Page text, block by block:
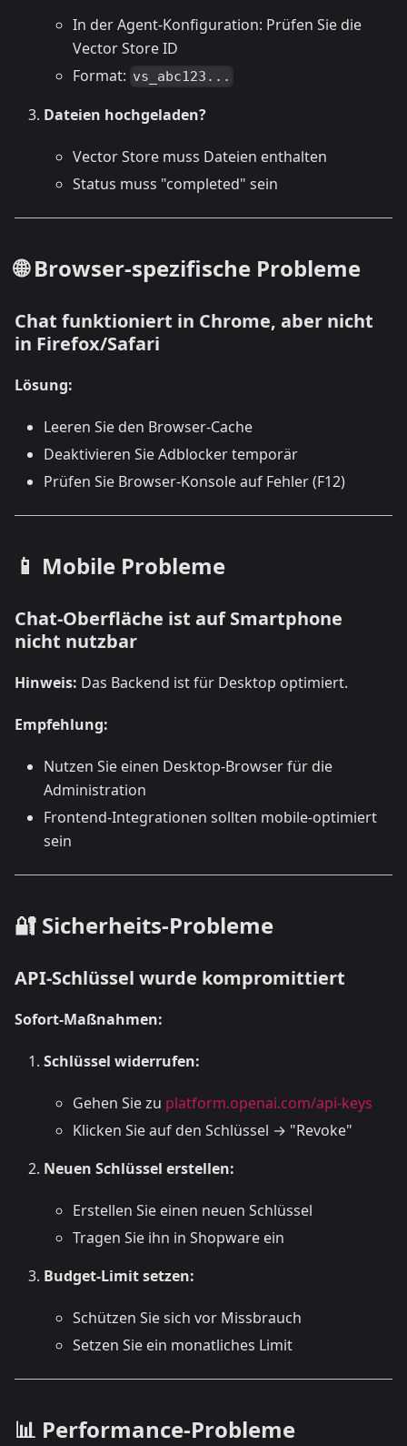
In der Agent-Konfiguration: Prüfen Sie die
Vector Store ID
Format: vs_abc123...
Dateien hochgeladen?
Vector Store muss Dateien enthalten
Status muss "completed" sein
🌐 Browser-spezifische Probleme
Chat funktioniert in Chrome, aber nicht
in Firefox/Safari
Lösung:
Leeren Sie den Browser-Cache
Deaktivieren Sie Adblocker temporär
Prüfen Sie Browser-Konsole auf Fehler (F12)
📱 Mobile Probleme
Chat-Oberfläche ist auf Smartphone
nicht nutzbar
Hinweis: Das Backend ist für Desktop optimiert.
Empfehlung:
Nutzen Sie einen Desktop-Browser für die
Administration
Frontend-Integrationen sollten mobile-optimiert
sein
🔐 Sicherheits-Probleme
API-Schlüssel wurde kompromittiert
Sofort-Maßnahmen:
Schlüssel widerrufen:
Gehen Sie zu platform.openai.com/api-keys
Klicken Sie auf den Schlüssel → "Revoke"
Neuen Schlüssel erstellen:
Erstellen Sie einen neuen Schlüssel
Tragen Sie ihn in Shopware ein
Budget-Limit setzen:
Schützen Sie sich vor Missbrauch
Setzen Sie ein monatliches Limit
📊 Performance-Probleme